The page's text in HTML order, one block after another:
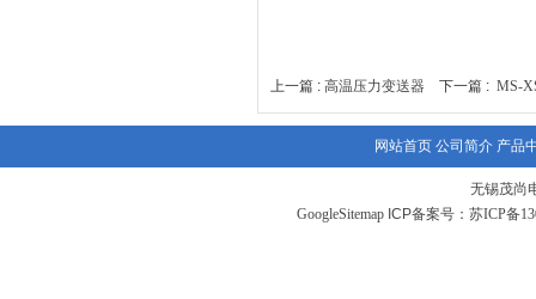
上一篇 : 高温压力变送器 下一篇 : MS-
网站首页 公司简介 产品
无锡茂尚
GoogleSitemapICP备案号： 苏ICP备